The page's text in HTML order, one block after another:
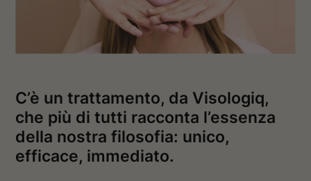
r a
C’è un trattamento, da Visologiq,
che più di tutti racconta l’essenza
della nostra filosofia: unico,
efficace, immediato.